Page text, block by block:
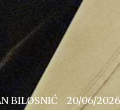
BILOSNIĆ 20/06/2026